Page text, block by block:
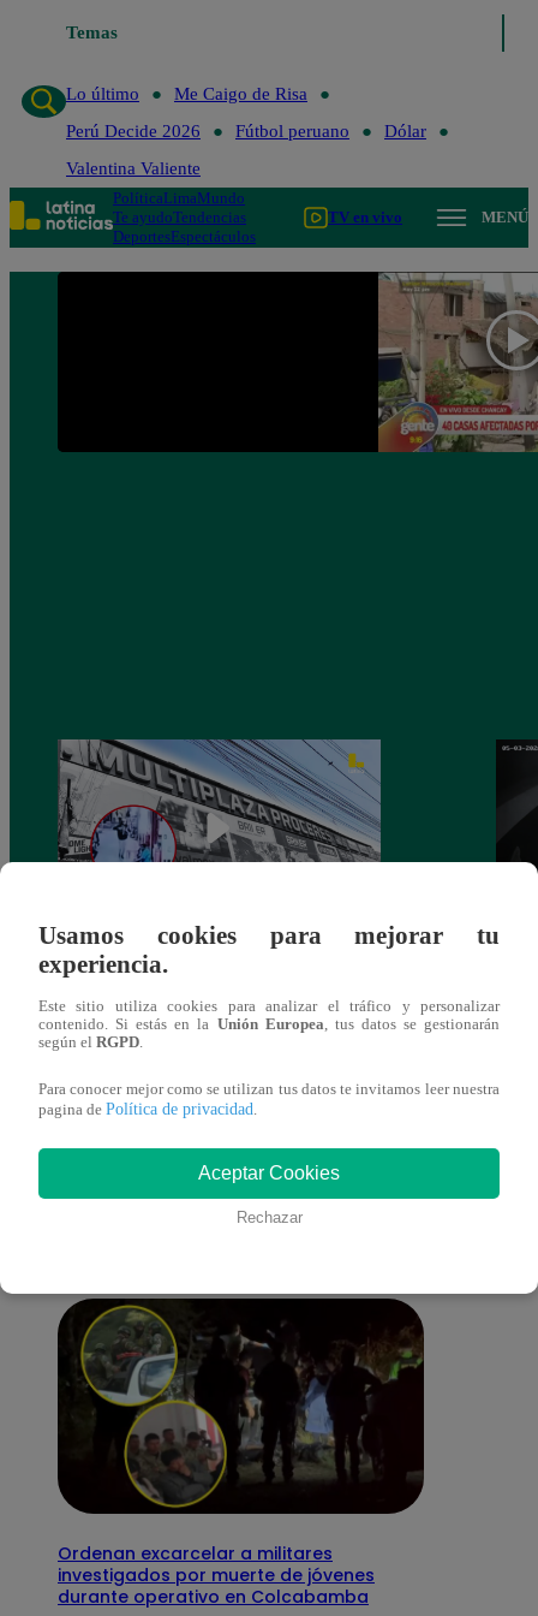
Temas
Lo último
Me Caigo de Risa
Perú Decide 2026
Fútbol peruano
Dólar
Valentina Valiente
PolíticaLimaMundo
Te ayudoTendencias
DeportesEspectáculos
TV en vivo MENÚ
Asesinan a comerciante ferretero dentro de
También te puede
interesar
Ordenan excarcelar a militares
investigados por muerte de jóvenes
durante operativo en Colcabamba
Usamos cookies para mejorar tu
experiencia.
Este sitio utiliza cookies para analizar el tráfico y personalizar
contenido. Si estás en la Unión Europea, tus datos se gestionarán
según el RGPD.
Para conocer mejor como se utilizan tus datos te invitamos leer nuestra
pagina de Política de privacidad.
Aceptar Cookies
Rechazar